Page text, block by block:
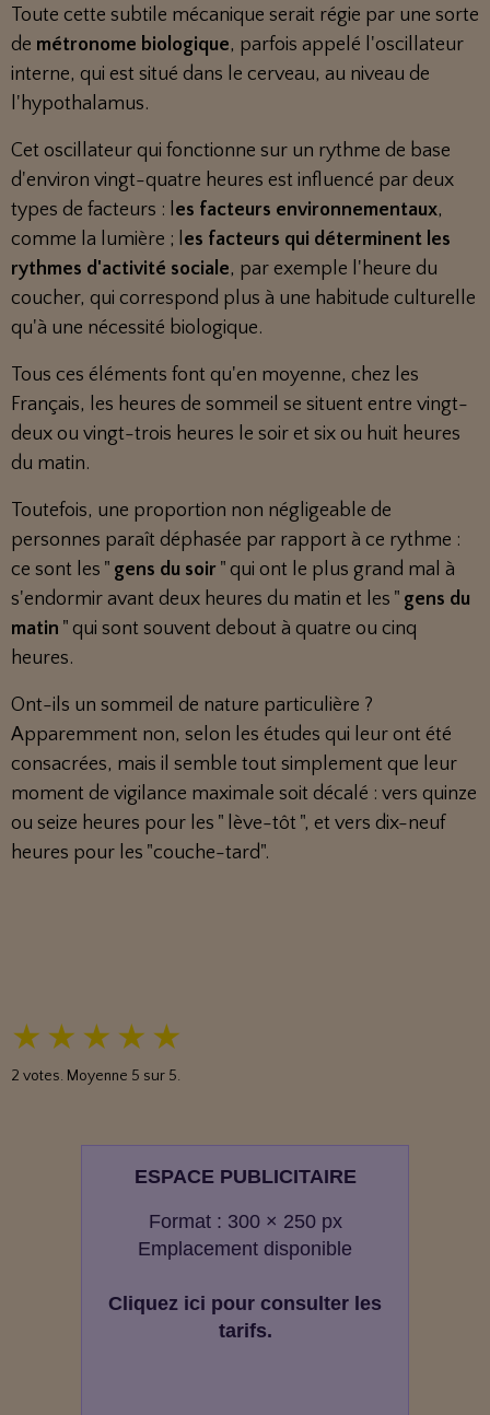
Toute cette subtile mécanique serait régie par une sorte
de métronome biologique, parfois appelé l'oscillateur
interne, qui est situé dans le cerveau, au niveau de
l'hypothalamus.
Cet oscillateur qui fonctionne sur un rythme de base
d'environ vingt-quatre heures est influencé par deux
types de facteurs : les facteurs environnementaux,
comme la lumière ; les facteurs qui déterminent les
rythmes d'activité sociale, par exemple l'heure du
coucher, qui correspond plus à une habitude culturelle
qu'à une nécessité biologique.
Tous ces éléments font qu'en moyenne, chez les
Français, les heures de sommeil se situent entre vingt-
deux ou vingt-trois heures le soir et six ou huit heures
du matin.
Toutefois, une proportion non négligeable de
personnes paraît déphasée par rapport à ce rythme :
ce sont les " gens du soir " qui ont le plus grand mal à
s'endormir avant deux heures du matin et les " gens du
matin " qui sont souvent debout à quatre ou cinq
heures.
Ont-ils un sommeil de nature particulière ?
Apparemment non, selon les études qui leur ont été
consacrées, mais il semble tout simplement que leur
moment de vigilance maximale soit décalé : vers quinze
ou seize heures pour les " lève-tôt ", et vers dix-neuf
heures pour les "couche-tard".
★ ★ ★ ★ ★
2 votes. Moyenne 5 sur 5.
ESPACE PUBLICITAIRE
Format : 300 × 250 px
Emplacement disponible
Cliquez ici pour consulter les
tarifs.